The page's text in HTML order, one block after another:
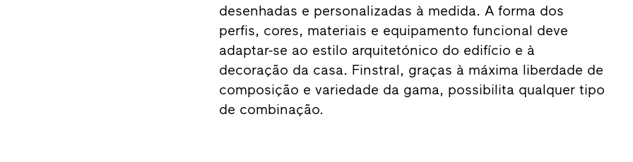
desenhadas e personalizadas à medida. A forma dos
perfis, cores, materiais e equipamento funcional deve
adaptar-se ao estilo arquitetónico do edifício e à
decoração da casa. Finstral, graças à máxima liberdade de
composição e variedade da gama, possibilita qualquer tipo
de combinação.